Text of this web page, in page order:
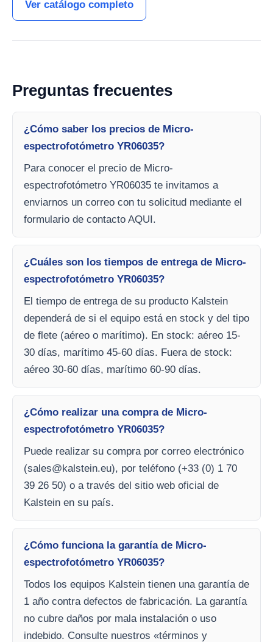
Ver catálogo completo
Preguntas frecuentes
¿Cómo saber los precios de Micro-
espectrofotómetro YR06035?
Para conocer el precio de Micro-
espectrofotómetro YR06035 te invitamos a
enviarnos un correo con tu solicitud mediante el
formulario de contacto AQUI.
¿Cuáles son los tiempos de entrega de Micro-
espectrofotómetro YR06035?
El tiempo de entrega de su producto Kalstein
dependerá de si el equipo está en stock y del tipo
de flete (aéreo o marítimo). En stock: aéreo 15-
30 días, marítimo 45-60 días. Fuera de stock:
aéreo 30-60 días, marítimo 60-90 días.
¿Cómo realizar una compra de Micro-
espectrofotómetro YR06035?
Puede realizar su compra por correo electrónico
(sales@kalstein.eu), por teléfono (+33 (0) 1 70
39 26 50) o a través del sitio web oficial de
Kalstein en su país.
¿Cómo funciona la garantía de Micro-
espectrofotómetro YR06035?
Todos los equipos Kalstein tienen una garantía de
1 año contra defectos de fabricación. La garantía
no cubre daños por mala instalación o uso
indebido. Consulte nuestros «términos y